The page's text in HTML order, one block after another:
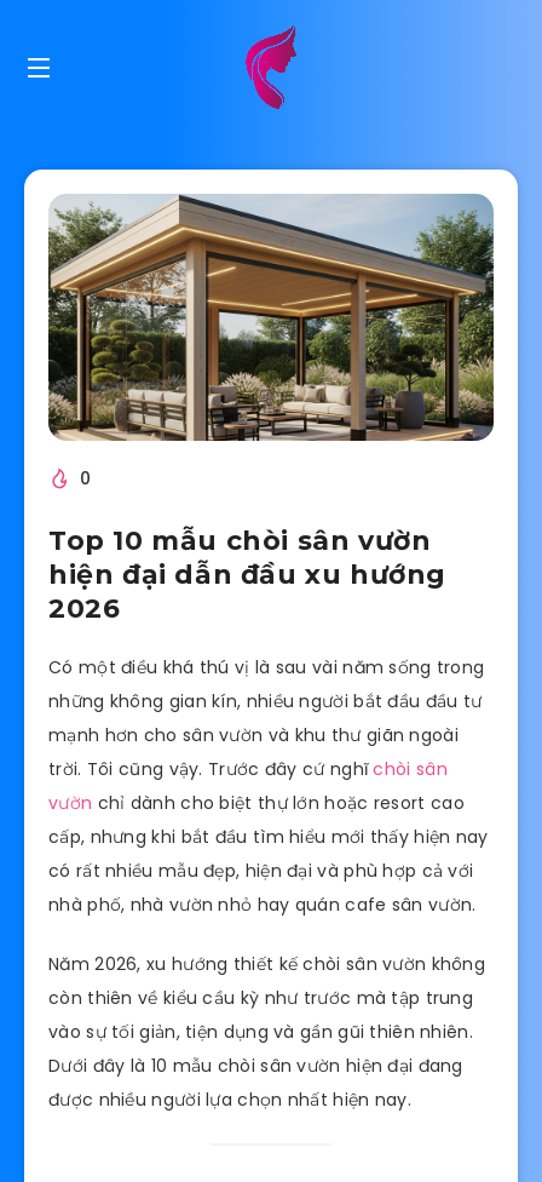
0
Top 10 mẫu chòi sân vườn
hiện đại dẫn đầu xu hướng
2026
Có một điều khá thú vị là sau vài năm sống trong
những không gian kín, nhiều người bắt đầu đầu tư
mạnh hơn cho sân vườn và khu thư giãn ngoài
trời. Tôi cũng vậy. Trước đây cứ nghĩchòi sân
vườn chỉ dành cho biệt thự lớn hoặc resort cao
cấp, nhưng khi bắt đầu tìm hiểu mới thấy hiện nay
có rất nhiều mẫu đẹp, hiện đại và phù hợp cả với
nhà phố, nhà vườn nhỏ hay quán cafe sân vườn.
Năm 2026, xu hướng thiết kế chòi sân vườn không
còn thiên về kiểu cầu kỳ như trước mà tập trung
vào sự tối giản, tiện dụng và gần gũi thiên nhiên.
Dưới đây là 10 mẫu chòi sân vườn hiện đại đang
được nhiều người lựa chọn nhất hiện nay.